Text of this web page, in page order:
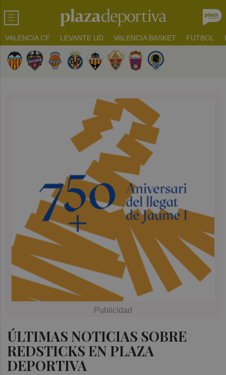
VALENCIA CF LEVANTE UD VALENCIA BASKET FUTBOL
ÚLTIMAS NOTICIAS SOBRE
REDSTICKS EN PLAZA
DEPORTIVA